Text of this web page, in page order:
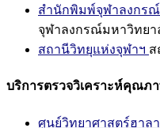
สำนักพิมพ์จุฬาลงกร
จุฬาลงกรณ์มหาวิทยา
สถานีวิทยุแห่งจุฬาฯ ส
บริการตรวจวิเคราะห์คุณภ
ศูนย์วิทยาศาสตร์ฮาล